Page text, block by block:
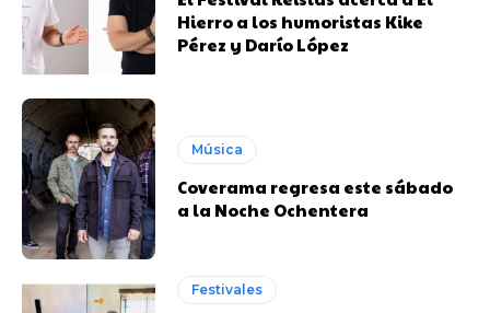
Hierro a los humoristas Kike
Pérez y Darío López
Música
Coverama regresa este sábado
a la Noche Ochentera
Festivales